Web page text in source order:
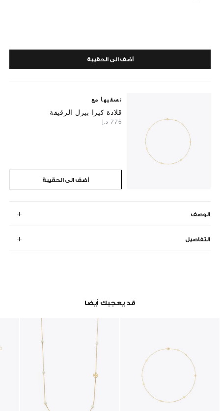
أضف الى الحقيبة
نسقيها مع
قلادة كيرا بيرل الرقيقة
أضف الى الحقيبة
الوصف
التفاصيل
قد يعجبك أيضا